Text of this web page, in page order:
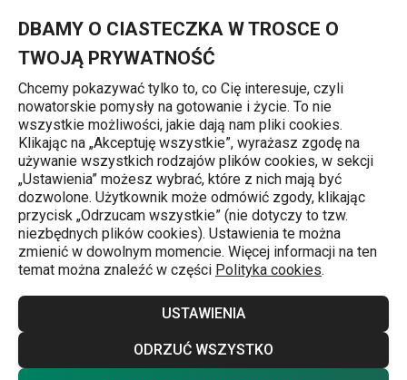
DBAMY O CIASTECZKA W TROSCE O
TWOJĄ PRYWATNOŚĆ
Chcemy pokazywać tylko to, co Cię interesuje, czyli
nowatorskie pomysły na gotowanie i życie. To nie
wszystkie możliwości, jakie dają nam pliki cookies.
Klikając na „Akceptuję wszystkie”, wyrażasz zgodę na
używanie wszystkich rodzajów plików cookies, w sekcji
„Ustawienia” możesz wybrać, które z nich mają być
dozwolone. Użytkownik może odmówić zgody, klikając
przycisk „Odrzucam wszystkie” (nie dotyczy to tzw.
niezbędnych plików cookies). Ustawienia te można
zmienić w dowolnym momencie. Więcej informacji na ten
temat można znaleźć w części Polityka cookies.
USTAWIENIA
ODRZUĆ WSZYSTKO
Wskazówki i trendy
Uprawiasz zioła?
Wiemy jak
maksymalnie
wykorzystać ich
plony